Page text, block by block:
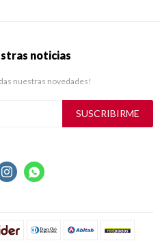
 
noticias
nuestras novedades!
SUSCRIBIRME